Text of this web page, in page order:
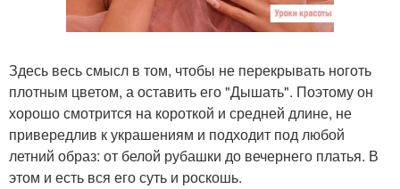
Здесь весь смысл в том, чтобы не перекрывать ноготь
плотным цветом, а оставить его "Дышать". Поэтому он
хорошо смотрится на короткой и средней длине, не
привередлив к украшениям и подходит под любой
летний образ: от белой рубашки до вечернего платья. В
этом и есть вся его суть и роскошь.